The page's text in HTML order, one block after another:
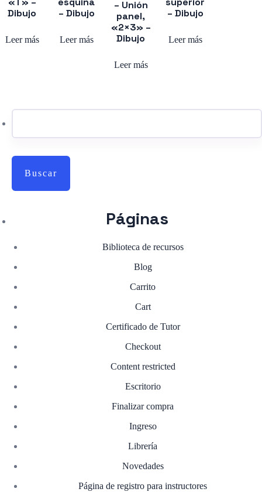
Dibujo
Leer más
– Dibujo
Leer más
– Unión
panel,
«2×3» –
Dibujo
Leer más
– Dibujo
Leer más
Páginas
Biblioteca de recursos
Blog
Carrito
Cart
Certificado de Tutor
Checkout
Content restricted
Escritorio
Finalizar compra
Ingreso
Librería
Novedades
Página de registro para instructores